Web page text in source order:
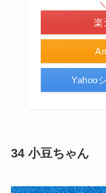
楽
Yahoo
34 小豆ちゃん